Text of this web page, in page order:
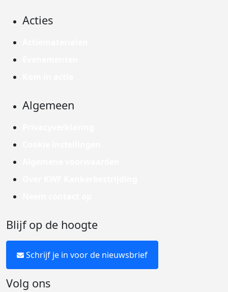
Acties
Algemeen
Blijf op de hoogte
Schrijf je in voor de nieuwsbrief
Volg ons